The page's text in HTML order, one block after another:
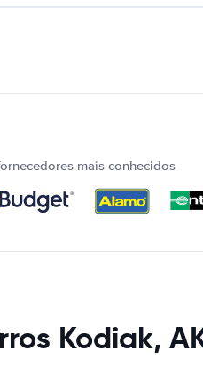
mais conhecidos
Kodiak,